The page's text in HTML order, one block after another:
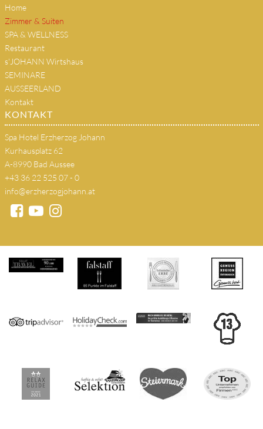
Home
Zimmer & Suiten
SPA & WELLNESS
Restaurant
s'JOHANN Wirtshaus
SEMINARE
AUSSEERLAND
Kontakt
KONTAKT
Spa Hotel Erzherzog Johann
Kurhausplatz 62
A-8990 Bad Aussee
+43 36 22 525 07 - 0
info@erzherzogjohann.at